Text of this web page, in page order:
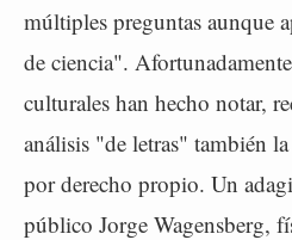
múltiples preguntas aunque
de ciencia".
culturales han hecho notar,
análisis "de letras" también
por derecho propio. Un
público Jorge Wagensberg,